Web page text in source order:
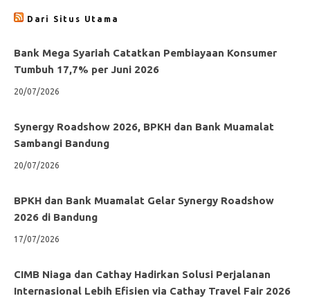
Dari Situs Utama
Bank Mega Syariah Catatkan Pembiayaan Konsumer
Tumbuh 17,7% per Juni 2026
20/07/2026
Synergy Roadshow 2026, BPKH dan Bank Muamalat
Sambangi Bandung
20/07/2026
BPKH dan Bank Muamalat Gelar Synergy Roadshow
2026 di Bandung
17/07/2026
CIMB Niaga dan Cathay Hadirkan Solusi Perjalanan
Internasional Lebih Efisien via Cathay Travel Fair 2026